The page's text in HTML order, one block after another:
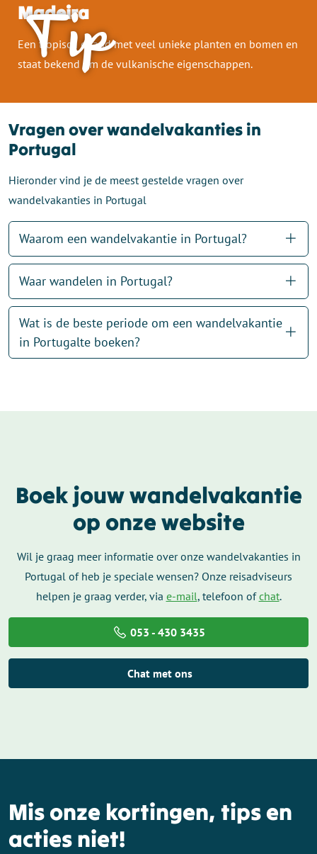
Tip
Madeira
Een tropisch eiland met veel unieke planten en bomen en
staat bekend om de vulkanische eigenschappen.
Vragen over wandelvakanties in
Portugal
Hieronder vind je de meest gestelde vragen over
wandelvakanties in Portugal
Waarom een wandelvakantie in Portugal?
Waar wandelen in Portugal?
Wat is de beste periode om een wandelvakantie
in Portugalte boeken?
Boek jouw wandelvakantie
op onze website
Wil je graag meer informatie over onze wandelvakanties in
Portugal of heb je speciale wensen? Onze reisadviseurs
helpen je graag verder, via e-mail, telefoon ofchat.
053 - 430 3435
Chat met ons
Mis onze kortingen, tips en
acties niet!